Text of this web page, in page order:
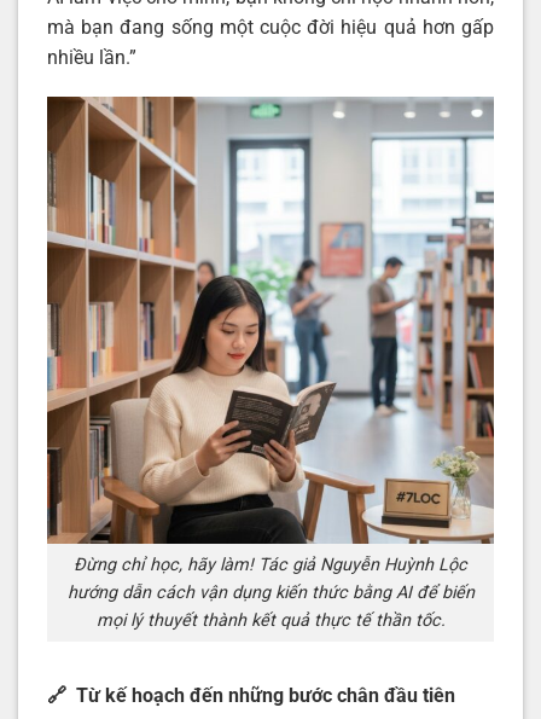
mà bạn đang sống một cuộc đời hiệu quả hơn gấp
nhiều lần.”
Đừng chỉ học, hãy làm! Tác giả Nguyễn Huỳnh Lộc
hướng dẫn cách vận dụng kiến thức bằng AI để biến
mọi lý thuyết thành kết quả thực tế thần tốc.
🔗 Từ kế hoạch đến những bước chân đầu tiên